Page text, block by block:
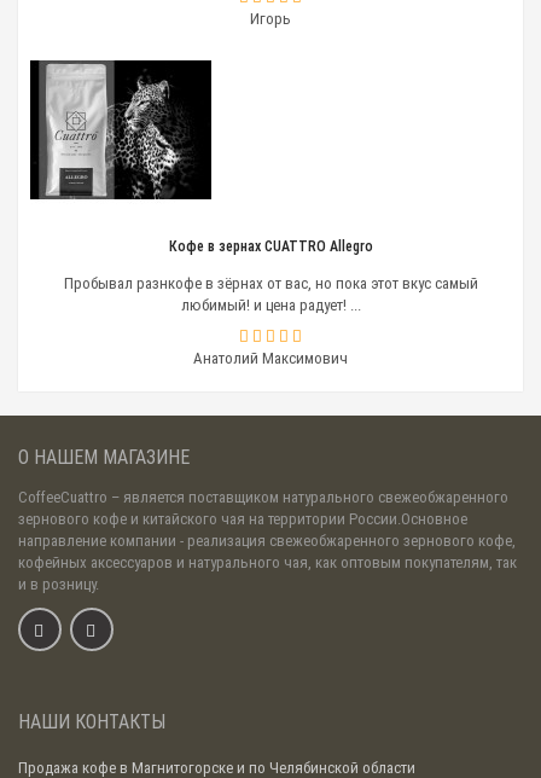
Игорь
Кофе в зернах CUATTRO Allegro
Пробывал разнкофе в зёрнах от вас, но пока этот вкус самый
любимый! и цена радует! ...
Анатолий Максимович
О НАШЕМ МАГАЗИНЕ
CoffeeCuattro – является поставщиком натурального свежеобжаренного
зернового кофе и китайского чая на территории России.Основное
направление компании - реализация свежеобжаренного зернового кофе,
кофейных аксессуаров и натурального чая, как оптовым покупателям, так
и в розницу.
НАШИ КОНТАКТЫ
Продажа кофе в Магнитогорске и по Челябинской области